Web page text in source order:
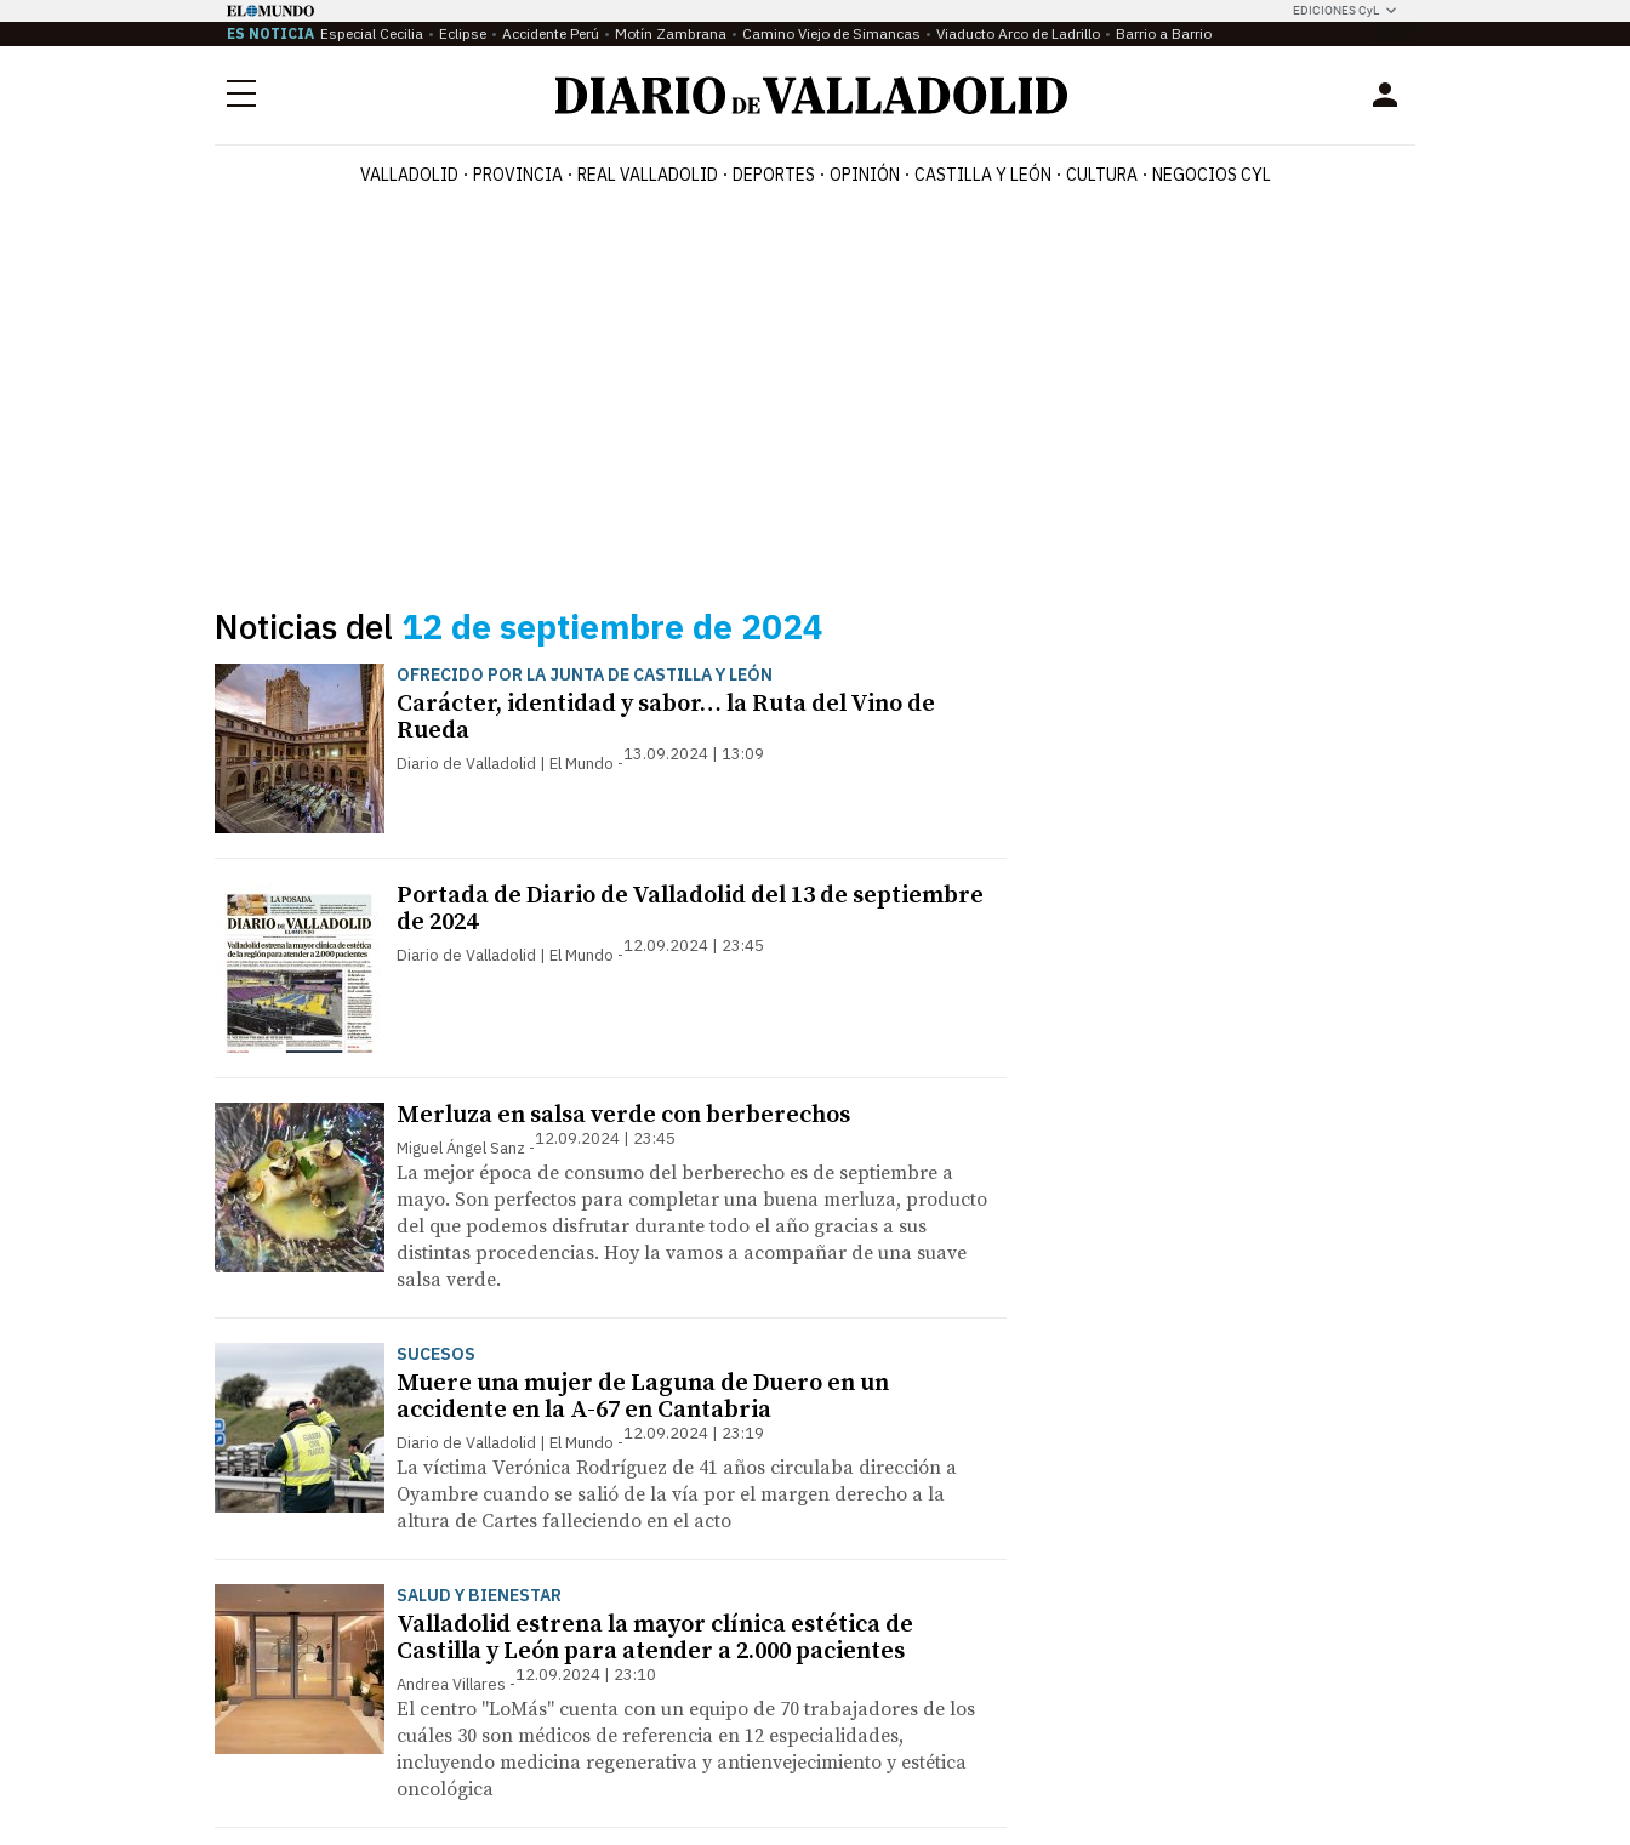
EDICIONES CyL
ES NOTICIA Especial Cecilia Eclipse Accidente Perú Motín Zambrana Camino Viejo de Simancas Viaducto Arco de Ladrillo Barrio a Barrio
Menú Login
VALLADOLID PROVINCIA REAL VALLADOLID DEPORTES OPINIÓN CASTILLA Y LEÓN CULTURA NEGOCIOS CYL
Noticias del 12 de septiembre de 2024
OFRECIDO POR LA JUNTA DE CASTILLA Y LEÓN
Carácter, identidad y sabor… la Ruta del Vino de
Rueda
Diario de Valladolid | El Mundo 13.09.2024 | 13:09
Portada de Diario de Valladolid del 13 de septiembre
de 2024
Diario de Valladolid | El Mundo 12.09.2024 | 23:45
Merluza en salsa verde con berberechos
Miguel Ángel Sanz 12.09.2024 | 23:45
La mejor época de consumo del berberecho es de septiembre a
mayo. Son perfectos para completar una buena merluza, producto
del que podemos disfrutar durante todo el año gracias a sus
distintas procedencias. Hoy la vamos a acompañar de una suave
salsa verde.
SUCESOS
Muere una mujer de Laguna de Duero en un
accidente en la A-67 en Cantabria
Diario de Valladolid | El Mundo 12.09.2024 | 23:19
La víctima Verónica Rodríguez de 41 años circulaba dirección a
Oyambre cuando se salió de la vía por el margen derecho a la
altura de Cartes falleciendo en el acto
SALUD Y BIENESTAR
Valladolid estrena la mayor clínica estética de
Castilla y León para atender a 2.000 pacientes
Andrea Villares 12.09.2024 | 23:10
El centro "LoMás" cuenta con un equipo de 70 trabajadores de los
cuáles 30 son médicos de referencia en 12 especialidades,
incluyendo medicina regenerativa y antienvejecimiento y estética
oncológica